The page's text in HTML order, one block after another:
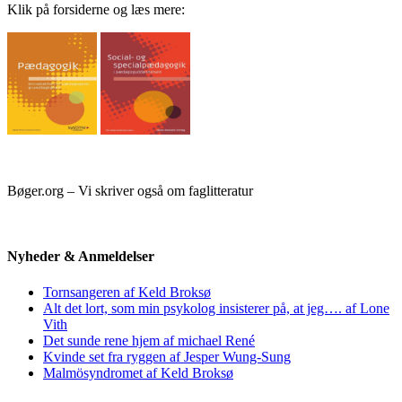
Klik på forsiderne og læs mere:
Bøger.org – Vi skriver også om faglitteratur
Nyheder & Anmeldelser
Tornsangeren af Keld Broksø
Alt det lort, som min psykolog insisterer på, at jeg…. af Lone
Vith
Det sunde rene hjem af michael René
Kvinde set fra ryggen af Jesper Wung-Sung
Malmösyndromet af Keld Broksø